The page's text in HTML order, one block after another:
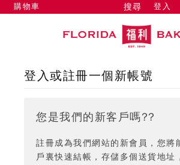
搜尋 登入
購物車
登入或註冊一個新帳號
您是我們的新客戶嗎??
註冊成為我們網站的新會員，您將
戶裏快速結帳，存儲多個送貨地址